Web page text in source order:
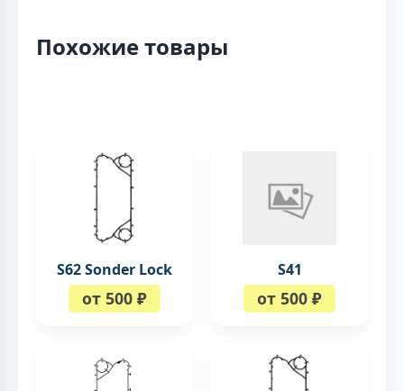
Похожие товары
S62 Sonder Lock
от 500 ₽
S41
от 500 ₽